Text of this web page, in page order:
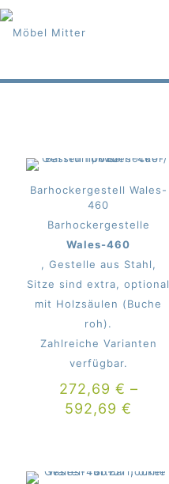
Barhockergestell Wales-
460
Barhockergestelle
Wales-460
, Gestelle aus Stahl,
Sitze sind extra, optional
mit Holzsäulen (Buche
roh).
Zahlreiche Varianten
verfügbar.
272,69 € –
592,69€